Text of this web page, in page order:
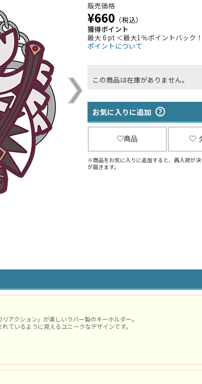
販売価格
¥660 （税込）
獲得ポイント
最大 6 pt ＜最大1％ポイントバック
ポイントについて
この商品は在庫がありません。
お気に入りに追加
商品
※商品をお気に入りに追加すると、再入荷が
が届きます。
アクション」が楽しいラバー製のキーホルダー。
ているように見えるユニークなデザインです。